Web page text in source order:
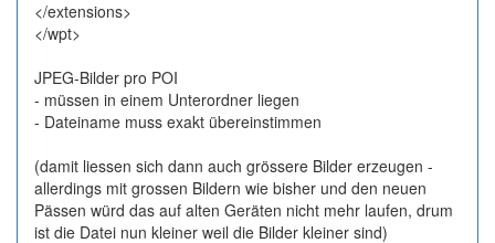
</extensions>
</wpt>
JPEG-Bilder pro POI
- müssen in einem Unterordner liegen
- Dateiname muss exakt übereinstimmen
(damit liessen sich dann auch grössere Bilder erzeugen -
allerdings mit grossen Bildern wie bisher und den neuen
Pässen würd das auf alten Geräten nicht mehr laufen, drum
ist die Datei nun kleiner weil die Bilder kleiner sind)